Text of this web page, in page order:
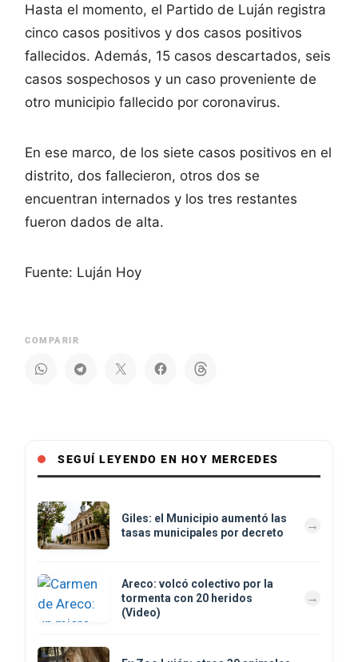
Hasta el momento, el Partido de Luján registra
cinco casos positivos y dos casos positivos
fallecidos. Además, 15 casos descartados, seis
casos sospechosos y un caso proveniente de
otro municipio fallecido por coronavirus.
En ese marco, de los siete casos positivos en el
distrito, dos fallecieron, otros dos se
encuentran internados y los tres restantes
fueron dados de alta.
Fuente: Luján Hoy
COMPARIR
SEGUÍ LEYENDO EN HOY MERCEDES
Giles: el Municipio aumentó las
tasas municipales por decreto
Areco: volcó colectivo por la
tormenta con 20 heridos
(Video)